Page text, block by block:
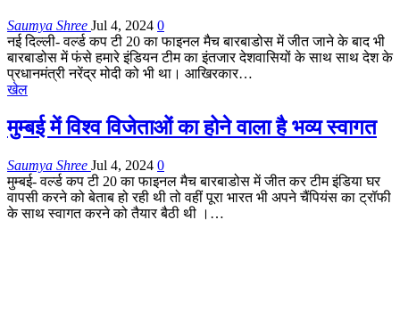
Saumya Shree Jul 4, 2024 0
नई दिल्ली- वर्ल्ड कप टी 20 का फाइनल मैच बारबाडोस में जीत जाने के बाद भी
बारबाडोस में फंसे हमारे इंडियन टीम का इंतजार देशवासियों के साथ साथ देश के
प्रधानमंत्री नरेंद्र मोदी को भी था। आखिरकार…
खेल
मुम्बई में विश्व विजेताओं का होने वाला है भव्य स्वागत
Saumya Shree Jul 4, 2024 0
मुम्बई- वर्ल्ड कप टी 20 का फाइनल मैच बारबाडोस में जीत कर टीम इंडिया घर
वापसी करने को बेताब हो रही थी तो वहीं पूरा भारत भी अपने चैंपियंस का ट्रॉफी
के साथ स्वागत करने को तैयार बैठी थी ।…